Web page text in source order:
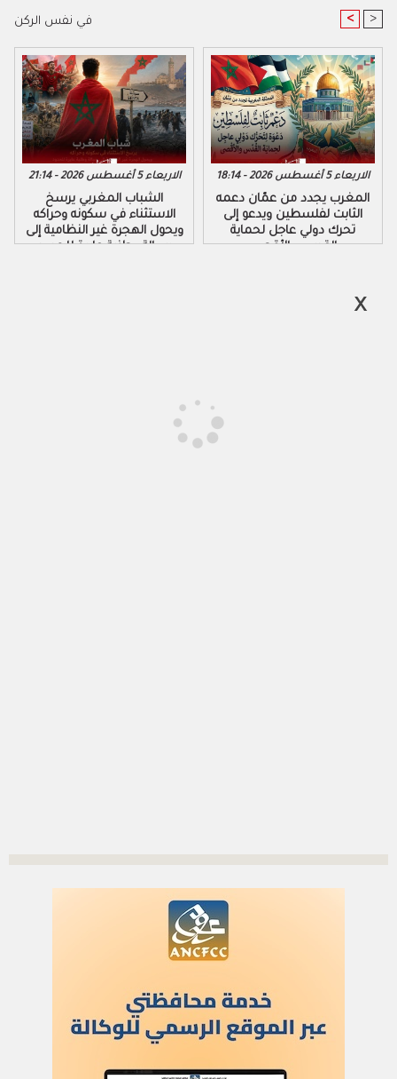
في نفس الركن < >
الاربعاء 5 أغسطس 2026 - 21:14
الشباب المغربي يرسخ
الاستثناء في سكونه وحراكه
ويحول الهجرة غير النظامية إلى
رسالة وطنية عابرة للحدود
الاربعاء 5 أغسطس 2026 - 18:14
المغرب يجدد من عمّان دعمه
الثابت لفلسطين ويدعو إلى
تحرك دولي عاجل لحماية
القدس والأقصى